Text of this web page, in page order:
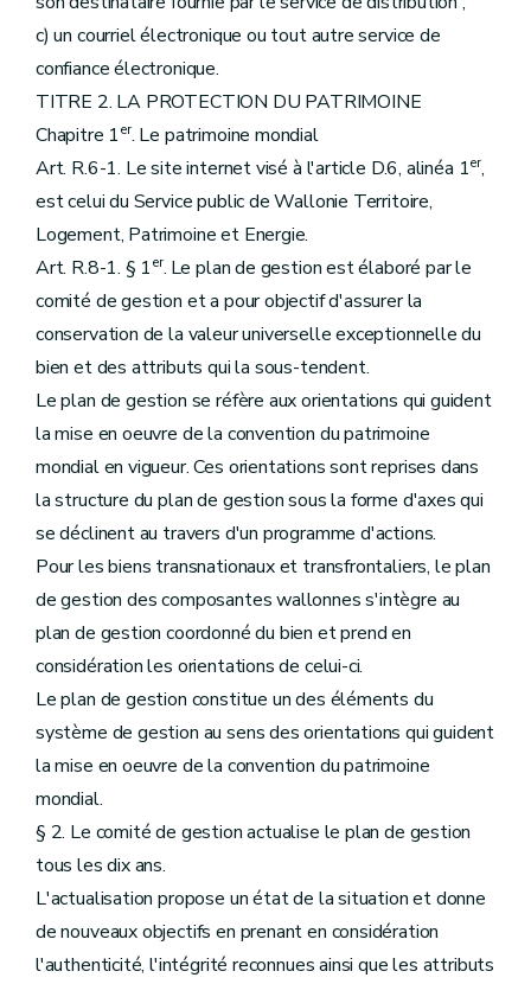
c) un courriel électronique ou tout autre service de
confiance électronique.
TITRE 2. LA PROTECTION DU PATRIMOINE
Chapitre 1er. Le patrimoine mondial
Art. R.6-1. Le site internet visé à l'article D.6, alinéa 1er,
est celui du Service public de Wallonie Territoire,
Logement, Patrimoine et Energie.
Art. R.8-1. § 1er. Le plan de gestion est élaboré par le
comité de gestion et a pour objectif d'assurer la
conservation de la valeur universelle exceptionnelle du
bien et des attributs qui la sous-tendent.
Le plan de gestion se réfère aux orientations qui guident
la mise en oeuvre de la convention du patrimoine
mondial en vigueur. Ces orientations sont reprises dans
la structure du plan de gestion sous la forme d'axes qui
se déclinent au travers d'un programme d'actions.
Pour les biens transnationaux et transfrontaliers, le plan
de gestion des composantes wallonnes s'intègre au
plan de gestion coordonné du bien et prend en
considération les orientations de celui-ci.
Le plan de gestion constitue un des éléments du
système de gestion au sens des orientations qui guident
la mise en oeuvre de la convention du patrimoine
mondial.
§ 2. Le comité de gestion actualise le plan de gestion
tous les dix ans.
L'actualisation propose un état de la situation et donne
de nouveaux objectifs en prenant en considération
l'authenticité, l'intégrité reconnues ainsi que les attributs